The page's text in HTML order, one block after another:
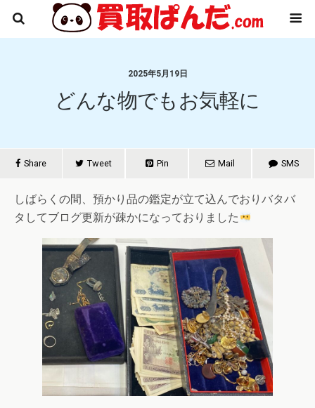
2025年5月19日
どんな物でもお気軽に
Share Tweet Pin Mail SMS
しばらくの間、預かり品の鑑定が立て込んでおりバタバ
タしてブログ更新が疎かになっておりました